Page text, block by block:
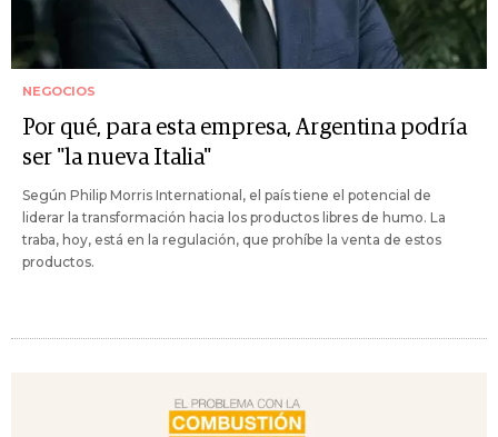
NEGOCIOS
Por qué, para esta empresa, Argentina podría
ser "la nueva Italia"
Según Philip Morris International, el país tiene el potencial de
liderar la transformación hacia los productos libres de humo. La
traba, hoy, está en la regulación, que prohíbe la venta de estos
productos.